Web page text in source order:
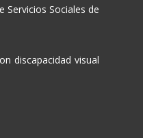
Servicios Sociales de
discapacidad visual